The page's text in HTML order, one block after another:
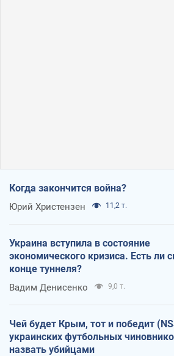
Когда закончится война?
Юрий Христензен 11,2 т.
Украина вступила в состояние
экономического кризиса. Есть ли
конце туннеля?
Вадим Денисенко 9,0 т.
Чей будет Крым, тот и победит
украинских футбольных
назвать убийцами